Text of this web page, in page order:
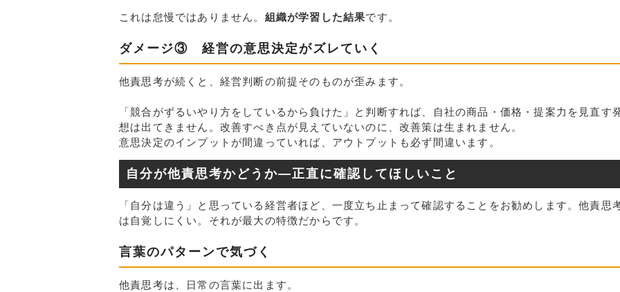
これは怠慢ではありません。 組織が学習した結果です。
ダメージ③　経営の意思決定がズレていく
他責思考が続くと、経営判断の前提そのものが歪みます。
「競合がずるいやり方をしているから負けた」と判断すれば、自社の商品・価格・提案力を見直す
想は出てきません。改善すべき点が見えていないのに、改善策は生まれません。
意思決定のインプットが間違っていれば、アウトプットも必ず間違います。
自分が他責思考かどうか—正直に確認してほしいこと
「自分は違う」と思っている経営者ほど、一度立ち止まって確認することをお勧めします。他責思
は自覚しにくい。それが最大の特徴だからです。
言葉のパターンで気づく
他責思考は、日常の言葉に出ます。